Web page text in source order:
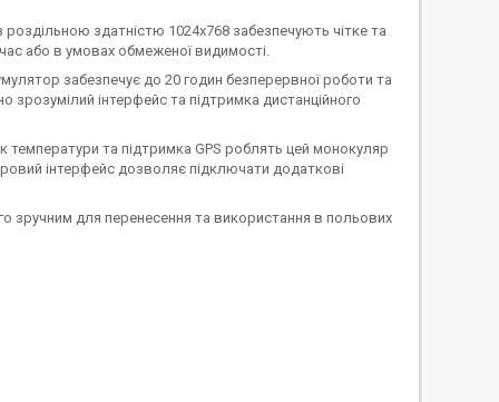
здатністю 1024x768 забезпечують чітке та
або в умовах обмеженої видимості.
забезпечує до 20 годин безперервної роботи та
зрозумілий інтерфейс та підтримка дистанційного
температури та підтримка GPS роблять цей монокуляр
інтерфейс дозволяє підключати додаткові
зручним для перенесення та використання в польових